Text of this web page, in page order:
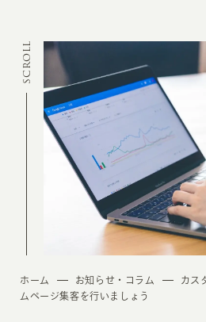
CREATION
MARKETING
SCROLL
ホーム お知らせ・コラム
カス
ムページ集客を行いましょう